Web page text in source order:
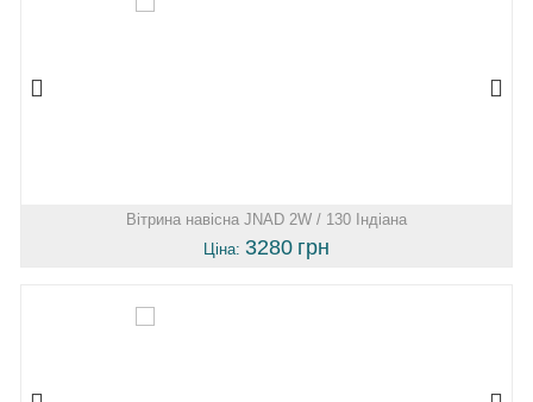
Вітрина навісна JNAD 2W / 130 Індіана
Ціна: 3280 грн